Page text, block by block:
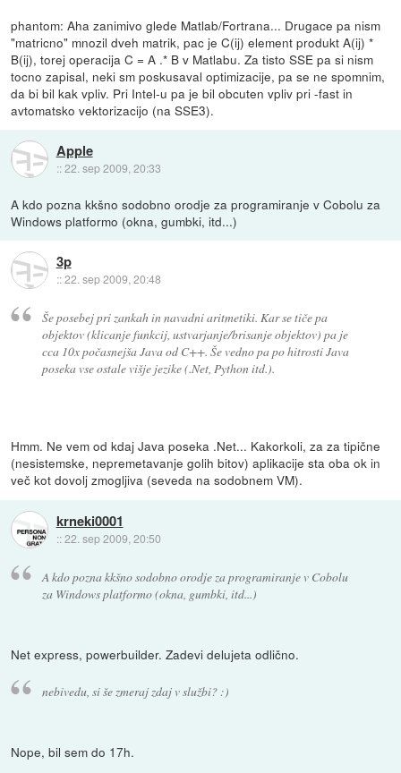
phantom: Aha zanimivo glede Matlab/Fortrana... Drugace pa nism
"matricno" mnozil dveh matrik, pac je C(ij) element produkt A(ij) *
B(ij), torej operacija C = A .* B v Matlabu. Za tisto SSE pa si nism
tocno zapisal, neki sm poskusaval optimizacije, pa se ne spomnim,
da bi bil kak vpliv. Pri Intel-u pa je bil obcuten vpliv pri -fast in
avtomatsko vektorizacijo (na SSE3).
Apple
::22. sep 2009, 20:33
A kdo pozna kkšno sodobno orodje za programiranje v Cobolu za
Windows platformo (okna, gumbki, itd...)
3p
::22. sep 2009, 20:48
Še posebej pri zankah in navadni aritmetiki. Kar se tiče pa
objektov (klicanje funkcij, ustvarjanje/brisanje objektov) pa je
cca 10x počasnejša Java od C++. Še vedno pa po hitrosti Java
poseka vse ostale višje jezike (.Net, Python itd.).
Hmm. Ne vem od kdaj Java poseka .Net... Kakorkoli, za za tipične
(nesistemske, nepremetavanje golih bitov) aplikacije sta oba ok in
več kot dovolj zmogljiva (seveda na sodobnem VM).
krneki0001
::22. sep 2009, 20:50
A kdo pozna kkšno sodobno orodje za programiranje v Cobolu
za Windows platformo (okna, gumbki, itd...)
Net express, powerbuilder. Zadevi delujeta odlično.
nebivedu, si še zmeraj zdaj v službi? :)
Nope, bil sem do 17h.